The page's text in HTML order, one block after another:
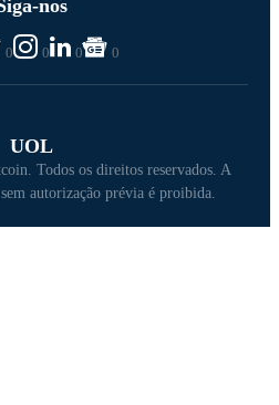
nos
0 0 0 0
UOL
Todos os direitos reservados. A
autorização prévia é proibida.